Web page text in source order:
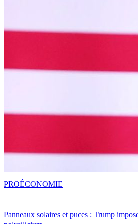
Panneaux solaires et puces : Trump
PROÉCONOMIE